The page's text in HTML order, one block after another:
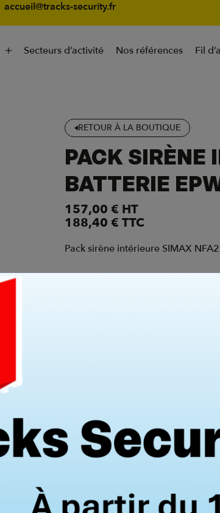
accueil@tracks-security.fr
Secteurs d’activité Nos références Fil
RETOUR À LA BOUTIQUE
PACK SIRÈNE
BATTERIE
157,00€ HT
188,40€ TTC
Pack sirène intérieure SIMAX
Caractéristiques
Poids